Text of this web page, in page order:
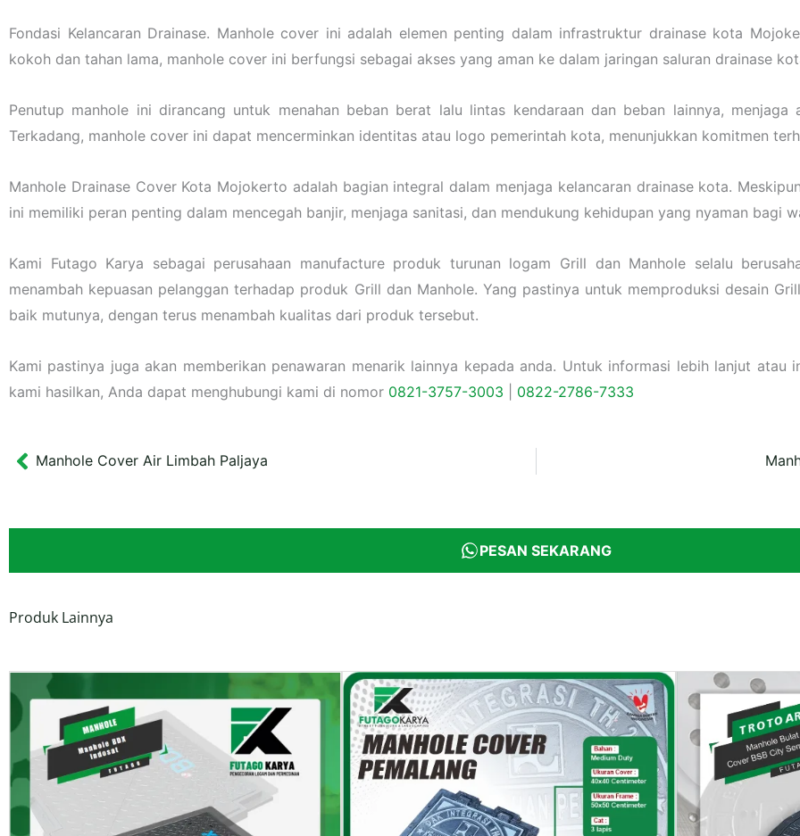
Fondasi Kelancaran Drainase. Manhole cover ini adalah elemen penting dalam infrastruktur drainase kota
kokoh dan tahan lama, manhole cover ini berfungsi sebagai akses yang aman ke dalam jaringan saluran drainase
Penutup manhole ini dirancang untuk menahan beban berat lalu lintas kendaraan dan beban lainnya,
Terkadang, manhole cover ini dapat mencerminkan identitas atau logo pemerintah kota, menunjukkan komitmen
Manhole Drainase Cover Kota Mojokerto adalah bagian integral dalam menjaga kelancaran drainase kota.
ini memiliki peran penting dalam mencegah banjir, menjaga sanitasi, dan mendukung kehidupan yang nyaman bagi
Kami Futago Karya sebagai perusahaan manufacture produk turunan logam Grill dan Manhole selalu
menambah kepuasan pelanggan terhadap produk Grill dan Manhole. Yang pastinya untuk memproduksi desain
baik mutunya, dengan terus menambah kualitas dari produk tersebut.
Kami pastinya juga akan memberikan penawaran menarik lainnya kepada anda. Untuk informasi lebih lanjut
kami hasilkan, Anda dapat menghubungi kami di nomor 0821-3757-3003 0822-2786-7333
Prev
Manhole Cover Air Limbah Paljaya
PESAN SEKARANG
Produk Lainnya